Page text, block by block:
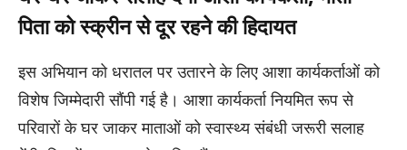
पिता को स्क्रीन से दूर रहने की हिदायत
इस अभियान को धरातल पर उतारने के लिए आशा कार्यकर्ताओं को
विशेष जिम्मेदारी सौंपी गई है। आशा कार्यकर्ता नियमित रूप से
परिवारों के घर जाकर माताओं को स्वास्थ्य संबंधी जरूरी सलाह